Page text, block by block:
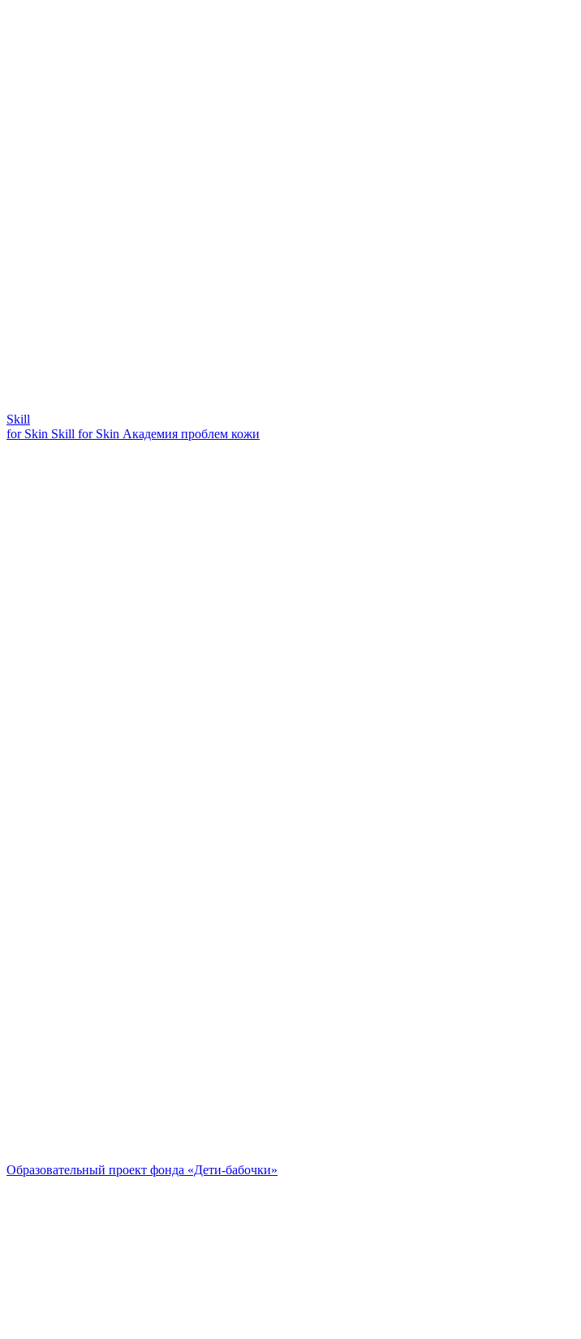
Skill
for Skin Skill for Skin Академия проблем кожи
Образовательный проект фонда «Дети-бабочки»